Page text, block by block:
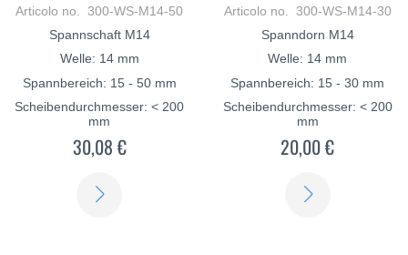
Articolo no. 300-WS-M14-50
Spannschaft M14
Welle: 14 mm
Spannbereich: 15 - 50 mm
Scheibendurchmesser: < 200
mm
30,08 €
Articolo no. 300-WS-M14-30
Spanndorn M14
Welle: 14 mm
Spannbereich: 15 - 30 mm
Scheibendurchmesser: < 200
mm
20,00 €